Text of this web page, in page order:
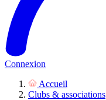
Connexion
Accueil
Clubs & associations